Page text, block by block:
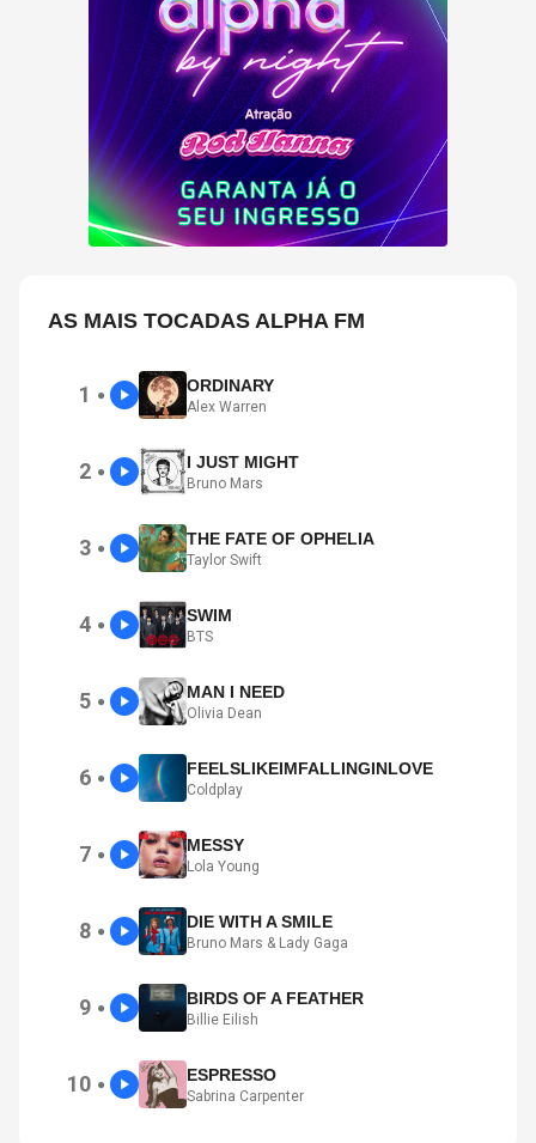
AS MAIS TOCADAS ALPHA FM
1 ● ORDINARY
Alex Warren
2 ● I JUST MIGHT
Bruno Mars
3 ● THE FATE OF OPHELIA
Taylor Swift
4 ● SWIM
BTS
5 ● MAN I NEED
Olivia Dean
6 ● FEELSLIKEIMFALLINGINLOVE
Coldplay
7 ● MESSY
Lola Young
8 ● DIE WITH A SMILE
Bruno Mars & Lady Gaga
9 ● BIRDS OF A FEATHER
Billie Eilish
10 ● ESPRESSO
Sabrina Carpenter